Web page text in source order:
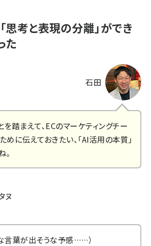
思考と表現の分離」ができ
た
石田
を踏まえて、ECのマーケティングチー
めに伝えておきたい、「AI活用の本質」
。
ヌ
言葉が出そうな予感……）